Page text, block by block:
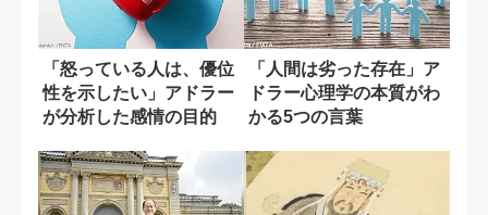
「怒っている人は、優位
性を示したい」アドラー
が分析した感情の目的
「人間は劣った存在」ア
ドラー心理学の本質がわ
かる5つの言葉